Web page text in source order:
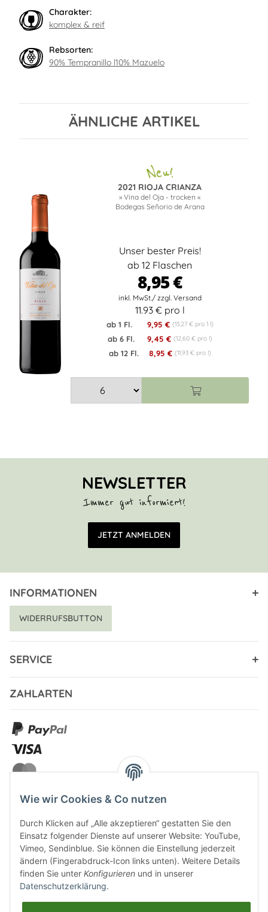
Charakter:
komplex & reif
Rebsorten:
90% Tempranillo l10% Mazuelo
ÄHNLICHE ARTIKEL
2021 RIOJA CRIANZA
» Vina del Oja - trocken «
Bodegas Señorio de Arana
Unser bester Preis!
ab 12 Flaschen
8,95 €
11.93 € pro l
ab 1 Fl. 9,95 € (13,27 € pro 1 l)
ab 6 Fl. 9,45 € (12,60 € pro l)
ab 12 Fl. 8,95 € (11,93 € pro l)
NEWSLETTER
Immer gut informiert!
E-Mail Adresse
JETZT ANMELDEN
INFORMATIONEN
WIDERRUFSBUTTON
SERVICE
ZAHLARTEN
VERSANDARTEN
Wie wir Cookies & Co nutzen
Durch Klicken auf „Alle akzeptieren“ gestatten Sie den
Einsatz folgender Dienste auf unserer Website: YouTube,
Vimeo, Sendinblue. Sie können die Einstellung jederzeit
ändern (Fingerabdruck-Icon links unten). Weitere Details
finden Sie unter Konfigurieren und in unserer
Datenschutzerklärung.